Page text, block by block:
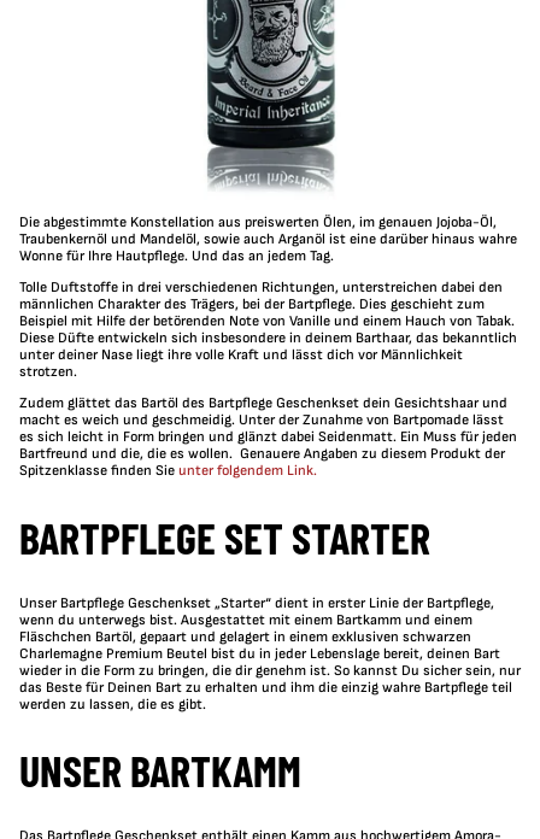
Die abgestimmte Konstellation aus preiswerten Ölen, im genauen Jojoba-Öl,
Traubenkernöl und Mandelöl, sowie auch Arganöl ist eine darüber hinaus wahre
Wonne für Ihre Hautpflege. Und das an jedem Tag.
Tolle Duftstoffe in drei verschiedenen Richtungen, unterstreichen dabei den
männlichen Charakter des Trägers, bei der Bartpflege. Dies geschieht zum
Beispiel mit Hilfe der betörenden Note von Vanille und einem Hauch von Tabak.
Diese Düfte entwickeln sich insbesondere in deinem Barthaar, das bekanntlich
unter deiner Nase liegt ihre volle Kraft und lässt dich vor Männlichkeit
strotzen.
Zudem glättet das Bartöl des Bartpflege Geschenkset dein Gesichtshaar und
macht es weich und geschmeidig. Unter der Zunahme von Bartpomade lässt
es sich leicht in Form bringen und glänzt dabei Seidenmatt. Ein Muss für jeden
Bartfreund und die, die es wollen. Genauere Angaben zu diesem Produkt der
Spitzenklasse finden Sie unter folgendem Link.
BARTPFLEGE SET STARTER
Unser Bartpflege Geschenkset „Starter“ dient in erster Linie der Bartpflege,
wenn du unterwegs bist. Ausgestattet mit einem Bartkamm und einem
Fläschchen Bartöl, gepaart und gelagert in einem exklusiven schwarzen
Charlemagne Premium Beutel bist du in jeder Lebenslage bereit, deinen Bart
wieder in die Form zu bringen, die dir genehm ist. So kannst Du sicher sein, nur
das Beste für Deinen Bart zu erhalten und ihm die einzig wahre Bartpflege teil
werden zu lassen, die es gibt.
UNSER BARTKAMM